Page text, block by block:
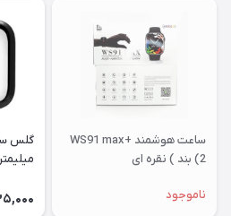
ساعت هوشمند WS91 max+
(2 بند ) نقره ای
ناموجود
میلیمتر